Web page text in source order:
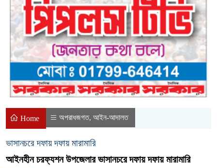
Home অপরাধজগত, আইন-আদালত
ভাসানচরে দফায় দফায় মারামারি
আইনহীন চরফ্যশন উপজেলার ভাসানচরে দফায় দফায় মারামারি